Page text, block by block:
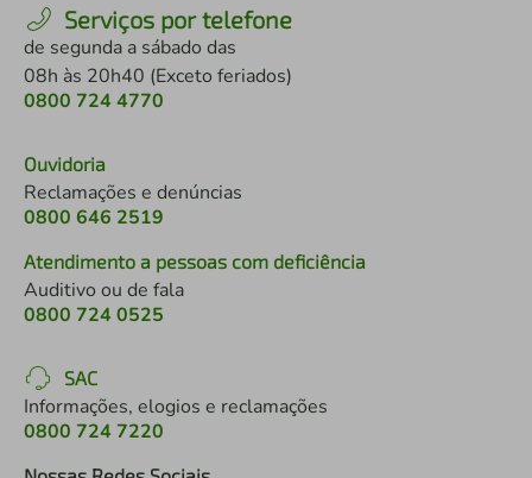
Serviços por telefone
de segunda a sábado das
08h às 20h40 (Exceto feriados)
0800 724 4770
Ouvidoria
Reclamações e denúncias
0800 646 2519
Atendimento a pessoas com deficiência
Auditivo ou de fala
0800 724 0525
SAC
Informações, elogios e reclamações
0800 724 7220